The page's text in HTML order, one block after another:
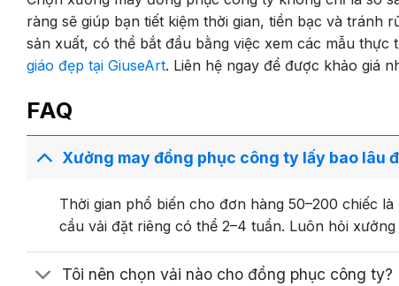
ràng sẽ giúp bạn tiết kiệm thời gian, tiền bạc và tránh
sản xuất, có thể bắt đầu bằng việc xem các mẫu thực
giáo đẹp tại GiuseArt. Liên hệ ngay để được khảo giá
FAQ
Xưởng may đồng phục công ty lấy bao lâu
Thời gian phổ biến cho đơn hàng 50–200 chiếc
cầu vải đặt riêng có thể 2–4 tuần. Luôn hỏi
Tôi nên chọn vải nào cho đồng phục công ty?